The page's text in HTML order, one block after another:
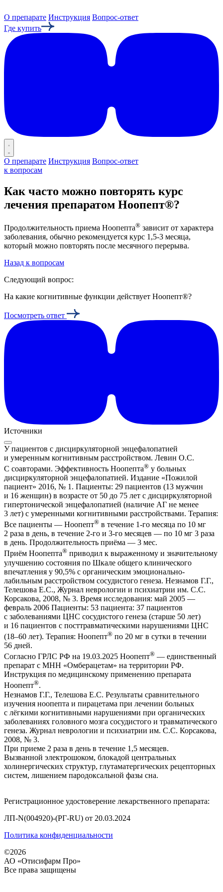
О препарате Инструкция Вопрос-ответ
Где купить
О препарате Инструкция Вопрос-ответ
к вопросам
Как часто можно повторять курс
лечения препаратом Ноопепт®?
Продолжительность приема Ноопепта® зависит от характера
заболевания, обычно рекомендуется курс 1,5-3 месяца,
который можно повторять после месячного перерыва.
Назад к вопросам
Следующий вопрос:
На какие когнитивные функции действует Ноопепт®?
Посмотреть ответ
Источники
У пациентов с дисциркуляторной энцефалопатией
и умеренным когнитивным расстройством. Левин О.С.
С соавторами. Эффективность Ноопепта® у больных
дисциркуляторной энцефалопатией. Издание «Пожилой
пациент» 2016, № 1. Пациенты: 29 пациентов (13 мужчин
и 16 женщин) в возрасте от 50 до 75 лет с дисциркуляторной
гипертонической энцефалопатией (наличие АГ не менее
3 лет) с умеренными когнитивными расстройствами. Терапия:
Все пациенты — Ноопепт® в течение 1-го месяца по 10 мг
2 раза в день, в течение 2-го и 3-го месяцев — по 10 мг 3 раза
в день. Продолжительность приёма — 3 мес.
Приём Ноопепта® приводил к выраженному и значительному
улучшению состояния по Шкале общего клинического
впечатления у 90,5% с органическим эмоционально-
лабильным расстройством сосудистого генеза. Незнамов Г.Г.,
Телешова Е.С., Журнал неврологии и психиатрии им. С.С.
Корсакова, 2008, № 3. Время исследования: май 2005 —
февраль 2006 Пациенты: 53 пациента: 37 пациентов
с заболеваниями ЦНС сосудистого генеза (старше 50 лет)
и 16 пациентов с посттравматическими нарушениями ЦНС
(18–60 лет). Терапия: Ноопепт® по 20 мг в сутки в течении
56 дней.
Согласно ГРЛС РФ на 19.03.2025 Ноопепт® — единственный
препарат с МНН «Омберацетам» на территории РФ.
Инструкция по медицинскому применению препарата
Ноопепт®.
Незнамов Г.Г., Телешова Е.С. Результаты сравнительного
изучения ноопепта и пирацетама при лечении больных
с лёгкими когнитивными нарушениями при органических
заболеваниях головного мозга сосудистого и травматического
генеза. Журнал неврологии и психиатрии им. С.С. Корсакова,
2008, № 3.
При приеме 2 раза в день в течение 1,5 месяцев.
Вызванной электрошоком, блокадой центральных
холинергических структур, глутаматергических рецепторных
систем, лишением пародоксальной фазы сна.
Регистрационное удостоверение лекарственного препарата:
ЛП-N(004920)-(РГ-RU) от 20.03.2024
Политика конфиденциальности
©2026
АО «Отисифарм Про»
Все права защищены